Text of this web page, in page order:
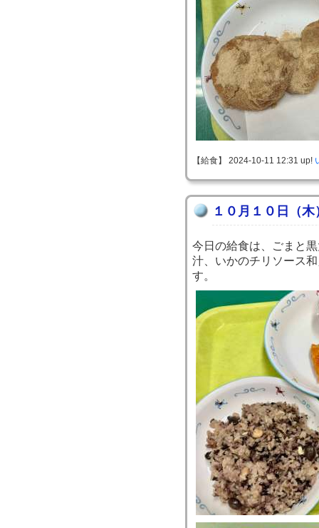
【給食】 2024-10-11 12:31 up!
１０月１０日（木
今日の給食は、ごまと
汁、いかのチリソース
す。